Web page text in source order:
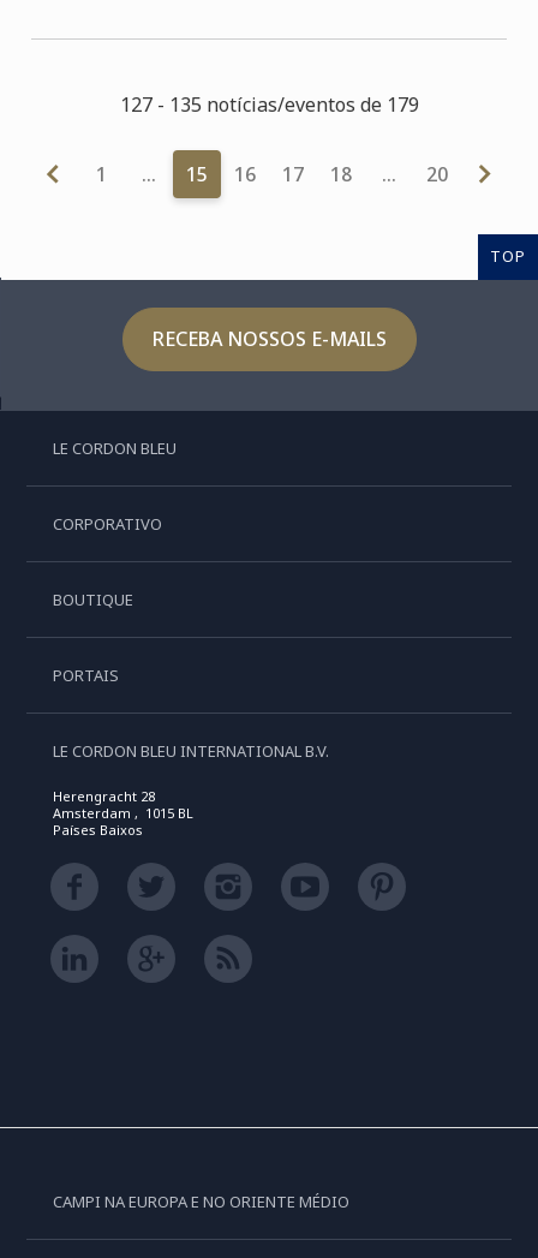
127 - 135 notícias/eventos de 179
1 … 15 16 17 18 … 20
TOP
RECEBA NOSSOS E-MAILS
LE CORDON BLEU
CORPORATIVO
BOUTIQUE
PORTAIS
LE CORDON BLEU INTERNATIONAL B.V.
Herengracht 28
Amsterdam , 1015 BL
Países Baixos
CAMPI NA EUROPA E NO ORIENTE MÉDIO